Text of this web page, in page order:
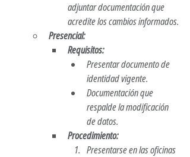
adjuntar documentación que
acredite los cambios informados.
Presencial:
Requisitos:
Presentar documento de
identidad vigente.
Documentación que
respalde la modificación
de datos.
Procedimiento:
Presentarse en las oficinas